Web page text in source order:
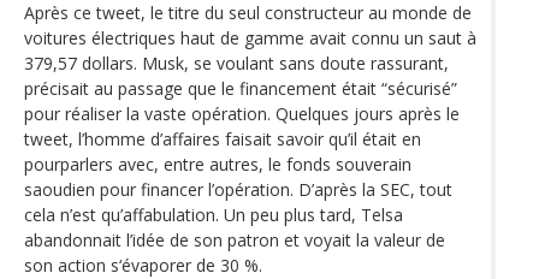
Après ce tweet, le titre du seul constructeur au monde de
voitures électriques haut de gamme avait connu un saut à
379,57 dollars. Musk, se voulant sans doute rassurant,
précisait au passage que le financement était “sécurisé”
pour réaliser la vaste opération. Quelques jours après le
tweet, l’homme d’affaires faisait savoir qu’il était en
pourparlers avec, entre autres, le fonds souverain
saoudien pour financer l’opération. D’après la SEC, tout
cela n’est qu’affabulation. Un peu plus tard, Telsa
abandonnait l’idée de son patron et voyait la valeur de
son action s‘évaporer de 30 %.